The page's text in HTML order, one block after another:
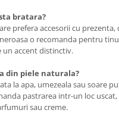
bratara?
prefera accesorii cu
o recomanda pentru
un accent distinctiv.
din piele naturala?
la apa, umezeala sau soare
pastrarea intr-un loc
sau creme.